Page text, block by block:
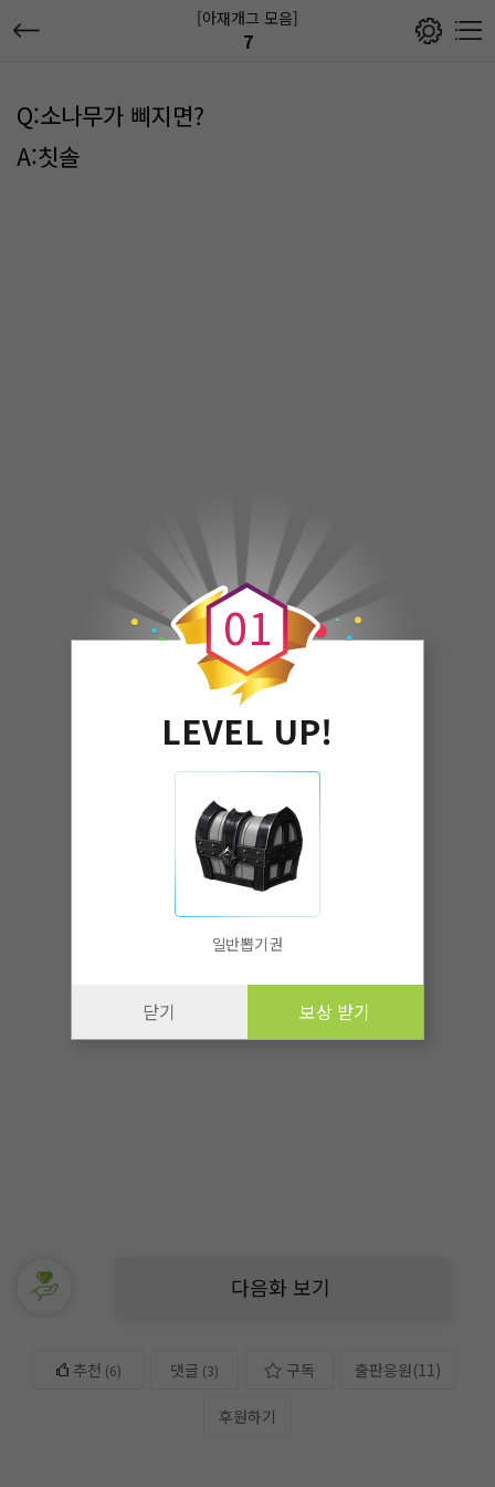
[아재개그 모음]
7
Q:소나무가 삐지면?
A:칫솔
다음화 보기
추천 (6) 댓글 (3) 구독 출판응원(11)
후원하기
0
0
1
LEVEL UP!
일반뽑기권
닫기 보상 받기